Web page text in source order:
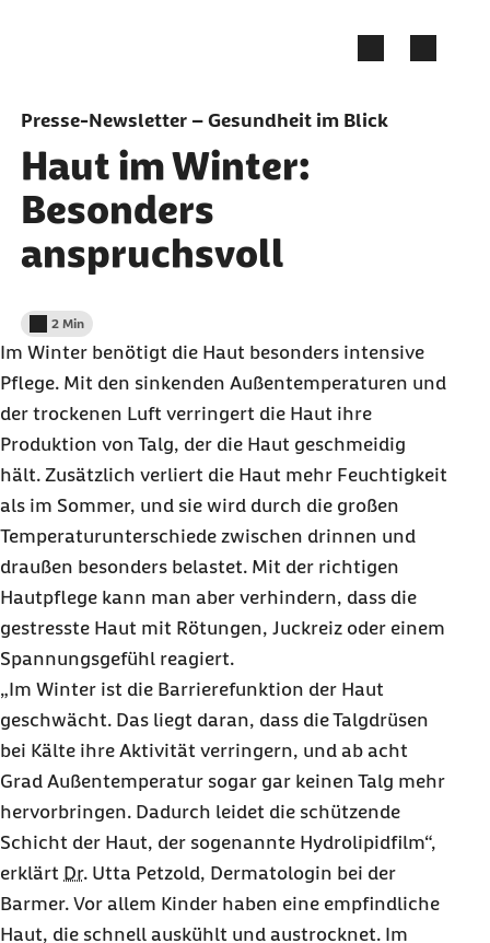
Presse-Newsletter – Gesundheit im Blick
Haut im Winter:
Besonders
anspruchsvoll
Lesedauer weniger als
2 Min
Im Winter benötigt die Haut besonders intensive
Pflege. Mit den sinkenden Außentemperaturen und
der trockenen Luft verringert die Haut ihre
Produktion von Talg, der die Haut geschmeidig
hält. Zusätzlich verliert die Haut mehr Feuchtigkeit
als im Sommer, und sie wird durch die großen
Temperaturunterschiede zwischen drinnen und
draußen besonders belastet. Mit der richtigen
Hautpflege kann man aber verhindern, dass die
gestresste Haut mit Rötungen, Juckreiz oder einem
Spannungsgefühl reagiert.
„Im Winter ist die Barrierefunktion der Haut
geschwächt. Das liegt daran, dass die Talgdrüsen
bei Kälte ihre Aktivität verringern, und ab acht
Grad Außentemperatur sogar gar keinen Talg mehr
hervorbringen. Dadurch leidet die schützende
Schicht der Haut, der sogenannte Hydrolipidfilm“,
erklärt Dr. Utta Petzold, Dermatologin bei der
Barmer. Vor allem Kinder haben eine empfindliche
Haut, die schnell auskühlt und austrocknet. Im